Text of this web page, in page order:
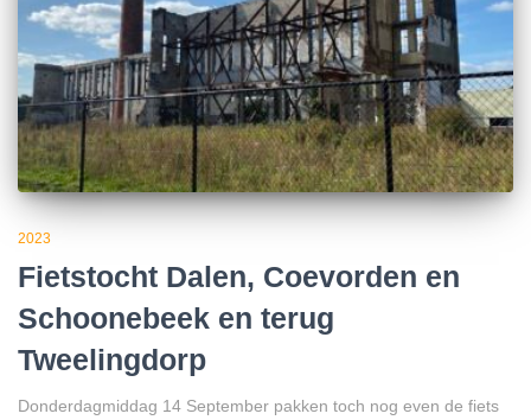
2023
Fietstocht Dalen, Coevorden en
Schoonebeek en terug
Tweelingdorp
Donderdagmiddag 14 September pakken toch nog even de fiets